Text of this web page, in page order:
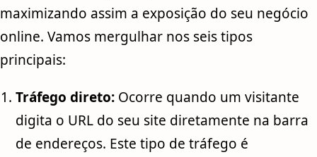
maximizando assim a exposição do seu negócio
online. Vamos mergulhar nos seis tipos
principais:
Tráfego direto:Ocorre quando um visitante
digita o URL do seu site diretamente na barra
de endereços. Este tipo de tráfego é